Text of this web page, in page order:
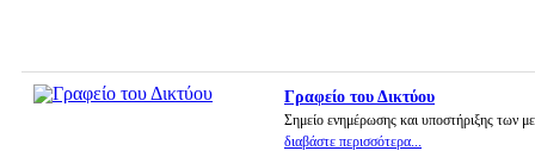
Γραφείο του Δικτύου
Σημείο ενημέρωσης και υποστήριξης των
διαβάστε περισσότερα...